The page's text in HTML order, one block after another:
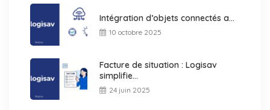
Intégration d’objets connectés a...
10 octobre 2025
Facture de situation : Logisav
simplifie...
24 juin 2025